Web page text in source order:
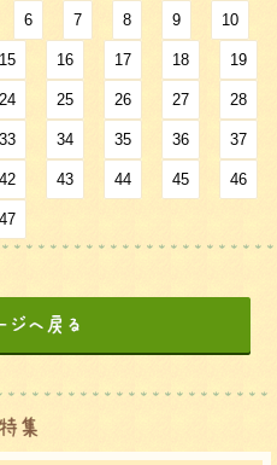
6 7 8 9 10
15 16 17 18 19
24 25 26 27 28
33 34 35 36 37
42 43 44 45 46
47